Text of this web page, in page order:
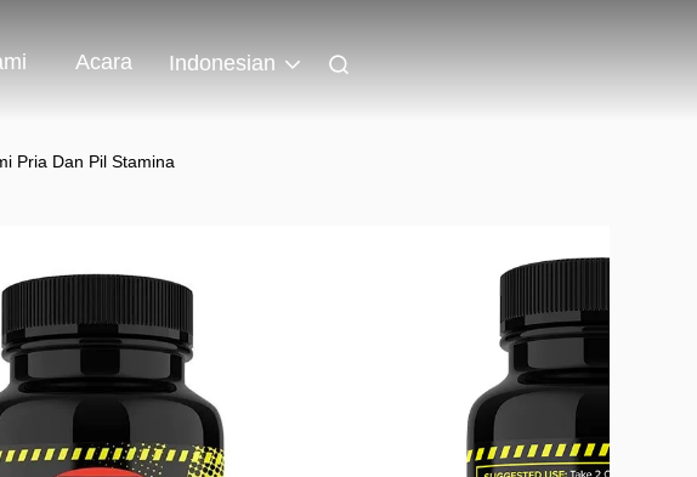
Acara Indonesian
Pria Dan Pil Stamina